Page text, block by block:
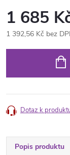
1 685
1 392,56 Kč bez
Dotaz k
Popis produktu